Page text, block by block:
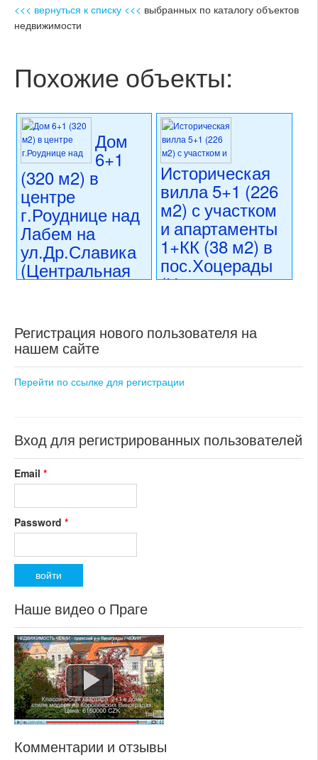
<<< вернуться к списку <<< выбранных по каталогу объектов
недвижимости
Похожие объекты:
Дом
6+1
(320 м2) в
центре
г.Роуднице над
Лабем на
ул.Др.Славика
(Центральная
Чехия)
раздел: частные дома или
виллы
состояние: требуются
косметические работы
Историческая
вилла 5+1 (226
м2) с участком
и апартаменты
1+КК (38 м2) в
пос.Хоцерады
(Центральная
регион:Центральная Чехия
виллы
состояние: после
Регистрация нового пользователя на
нашем сайте
Перейти по ссылке для регистрации
Вход для регистрированных пользователей
Email *
Password *
Наше видео о Праге
Комментарии и отзывы